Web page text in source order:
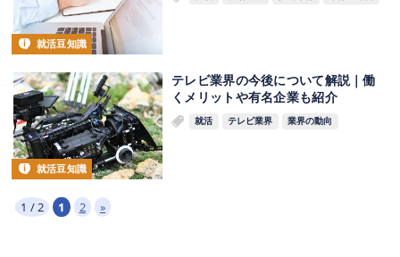
就活豆知識
就活豆知識
テレビ業界の今後について解説｜働
くメリットや有名企業も紹介
就活 テレビ業界 業界の動向
1 / 2 1 2 »